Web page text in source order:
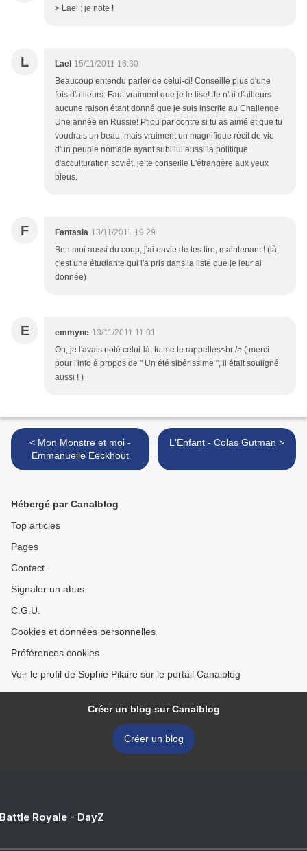
> Lael : je note !
L Lael 15/11/2011 16:30
Beaucoup entendu parler de celui-ci! Conseillé plus d'une
fois d'ailleurs. Faut vraiment que je le lise! Je n'ai d'ailleurs
aucune raison étant donné que je suis inscrite au Challenge
Une année en Russie! Pfiou par contre si tu as aimé et que tu
voudrais un beau, mais vraiment un magnifique récit de vie
d'un peuple nomade ayant subi lui aussi la politique
d'acculturation soviét, je te conseille L'étrangère aux yeux
bleus.
F Fantasia 13/11/2011 19:29
Ben moi aussi du coup, j'ai envie de les lire, maintenant ! (là,
c'est une étudiante qui l'a pris dans la liste que je leur ai
donnée)
E emmyne 13/11/2011 11:01
Oh, je l'avais noté celui-là, tu me le rappelles<br /> ( merci
pour l'info à propos de " Un été sibérissime ", il était souligné
aussi ! )
< Mon Monstre et moi -
Emmanuelle Eeckhout
L'Enfant - Colas Gutman >
Hébergé par Canalblog
Top articles
Pages
Contact
Signaler un abus
C.G.U.
Cookies et données personnelles
Préférences cookies
Voir le profil de Sophie Pilaire sur le portail Canalblog
Créer un blog sur Canalblog
Créer un blog
Royale - DayZ